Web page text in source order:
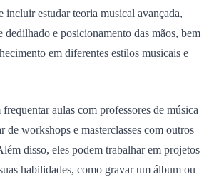
incluir estudar teoria musical avançada,
dedilhado e posicionamento das mãos, bem
em diferentes estilos musicais e
aulas com professores de música
de workshops e masterclasses com outros
disso, eles podem trabalhar em projetos
habilidades, como gravar um álbum ou